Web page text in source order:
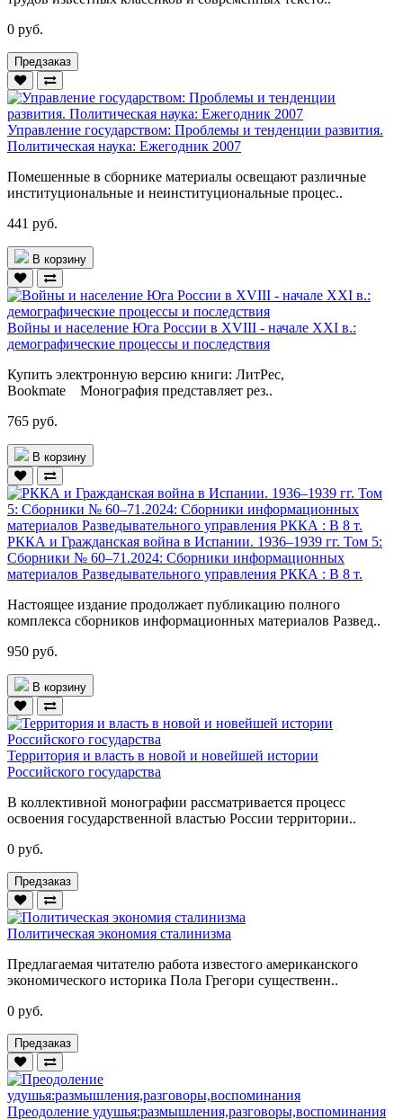
0 руб.
Предзаказ
Управление государством: Проблемы и тенденции развития.
Политическая наука: Ежегодник 2007
Помешенные в сборнике материалы освещают различные
институциональные и неинституциональные процес..
441 руб.
В корзину
Войны и население Юга России в XVIII - начале XXI в.:
демографические процессы и последствия
Купить электронную версию книги: ЛитРес,
Bookmate Монография представляет рез..
765 руб.
В корзину
РККА и Гражданская война в Испании. 1936–1939 гг. Том 5:
Сборники № 60–71.2024: Сборники информационных
материалов Разведывательного управления РККА : В 8 т.
Настоящее издание продолжает публикацию полного
комплекса сборников информационных материалов Развед..
950 руб.
В корзину
Территория и власть в новой и новейшей истории
Российского государства
В коллективной монографии рассматривается процесс
освоения государственной властью России территории..
0 руб.
Предзаказ
Политическая экономия сталинизма
Предлагаемая читателю работа известого американского
экономического историка Пола Грегори существенн..
0 руб.
Предзаказ
Преодоление удушья:размышления,разговоры,воспоминания